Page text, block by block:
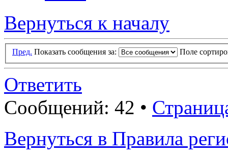
Вернуться к началу
Пред. Показать сообщения за: Поле
Ответить
Сообщений: 42 •
Вернуться в Правила